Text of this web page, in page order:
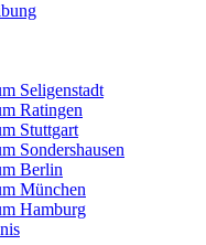
Seligenstadt
Ratingen
Stuttgart
Sondershausen
Berlin
München
Hamburg